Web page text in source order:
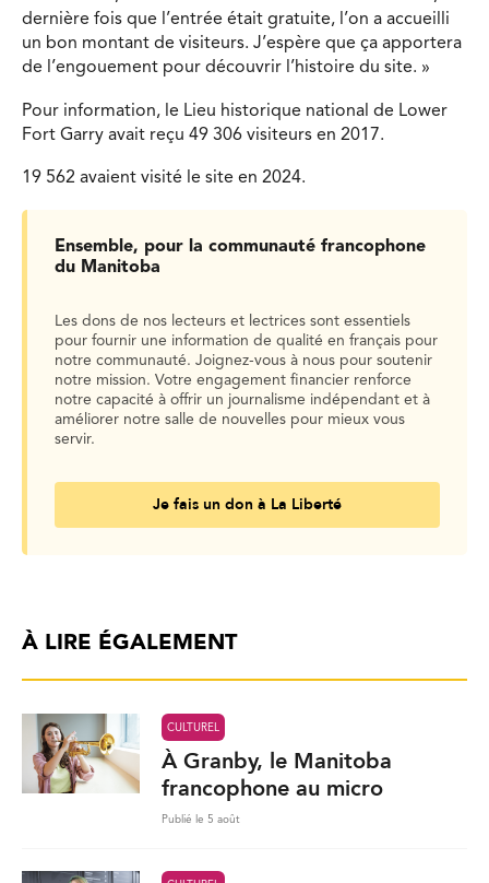
dernière fois que l’entrée était gratuite, l’on a accueilli
un bon montant de visiteurs. J’espère que ça apportera
de l’engouement pour découvrir l’histoire du site. »
Pour information, le Lieu historique national de Lower
Fort Garry avait reçu 49 306 visiteurs en 2017.
19 562 avaient visité le site en 2024.
Ensemble, pour la communauté francophone
du Manitoba
Les dons de nos lecteurs et lectrices sont essentiels
pour fournir une information de qualité en français pour
notre communauté. Joignez-vous à nous pour soutenir
notre mission. Votre engagement financier renforce
notre capacité à offrir un journalisme indépendant et à
améliorer notre salle de nouvelles pour mieux vous
servir.
Je fais un don à La Liberté
À LIRE ÉGALEMENT
CULTUREL
À Granby, le Manitoba
francophone au micro
Publié le 5 août